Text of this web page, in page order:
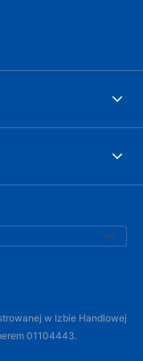
w Izbie Handlowej
01104443.